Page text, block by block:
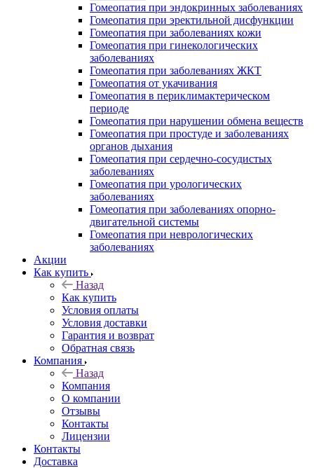
Гомеопатия при эндокринных заболеваниях
Гомеопатия при эректильной дисфункции
Гомеопатия при заболеваниях кожи
Гомеопатия при гинекологических
заболеваниях
Гомеопатия при заболеваниях ЖКТ
Гомеопатия от укачивания
Гомеопатия в периклимактерическом
периоде
Гомеопатия при нарушении обмена веществ
Гомеопатия при простуде и заболеваниях
органов дыхания
Гомеопатия при сердечно-сосудистых
заболеваниях
Гомеопатия при урологических
заболеваниях
Гомеопатия при заболеваниях опорно-
двигательной системы
Гомеопатия при неврологических
заболеваниях
Акции
Как купить
Назад
Как купить
Условия оплаты
Условия доставки
Гарантия и возврат
Обратная связь
Компания
Назад
Компания
О компании
Отзывы
Контакты
Лицензии
Контакты
Доставка